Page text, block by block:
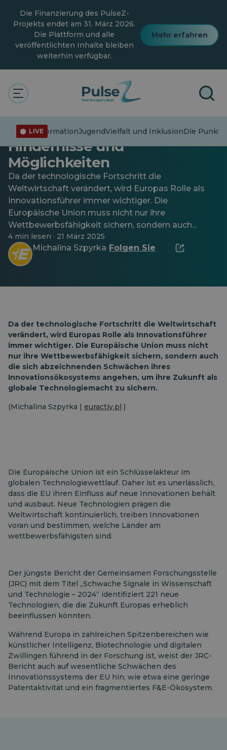
Hauptinhalt
springen
Die Finanzierung des PulseZ-
Projekts endet am 31. März 2026.
Die Plattform und alle
veröffentlichten Inhalte bleiben
weiterhin verfügbar.
Mehr erfahren
LIVE
FehlinformationJugendVielfalt und InklusionDie Punkte
Allgemein
Europas Streben nach der
Technologieführerschaft:
Hindernisse und
Möglichkeiten
Da der technologische Fortschritt die
Weltwirtschaft verändert, wird Europas Rolle als
Innovationsführer immer wichtiger. Die
Europäische Union muss nicht nur ihre
Wettbewerbsfähigkeit sichern, sondern auch...
4 min lesen · 21 März 2025
Michalina Szpyrka· Folgen Sie
Da der technologische Fortschritt die Weltwirtschaft
verändert, wird Europas Rolle als Innovationsführer
immer wichtiger. Die Europäische Union muss nicht
nur ihre Wettbewerbsfähigkeit sichern, sondern auch
die sich abzeichnenden Schwächen ihres
Innovationsökosystems angehen, um ihre Zukunft als
globale Technologiemacht zu sichern.
(Michalina Szpyrka | euractiv.pl )
Die Europäische Union ist ein Schlüsselakteur im
globalen Technologiewettlauf. Daher ist es unerlässlich,
dass die EU ihren Einfluss auf neue Innovationen behält
und ausbaut. Neue Technologien prägen die
Weltwirtschaft kontinuierlich, treiben Innovationen
voran und bestimmen, welche Länder am
wettbewerbsfähigsten sind.
Der jüngste Bericht der Gemeinsamen Forschungsstelle
(JRC) mit dem Titel „Schwache Signale in Wissenschaft
und Technologie – 2024“ identifiziert 221 neue
Technologien, die die Zukunft Europas erheblich
beeinflussen könnten.
Während Europa in zahlreichen Spitzenbereichen wie
künstlicher Intelligenz, Biotechnologie und digitalen
Zwillingen führend in der Forschung ist, weist der JRC-
Bericht auch auf wesentliche Schwächen des
Innovationssystems der EU hin, wie etwa eine geringe
Patentaktivität und ein fragmentiertes F&E-Ökosystem.